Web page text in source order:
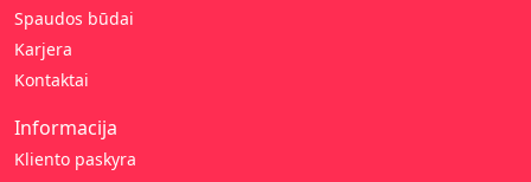
Spaudos būdai
Karjera
Kontaktai
Informacija
Kliento paskyra